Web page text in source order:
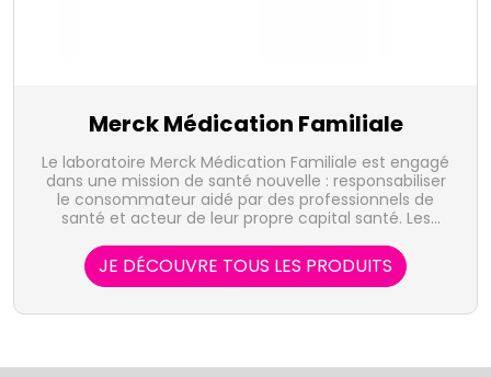
Merck Médication Familiale
Le laboratoire Merck Médication Familiale est engagé
dans une mission de santé nouvelle : responsabiliser
le consommateur aidé par des professionnels de
santé et acteur de leur propre capital santé. Les
de vitalité, la lutte contre le stress ou encore les
déséquilibres alimentaires. Pour y répondre,
probiotiques, vitamines, oligo-éléments ou plantes
sont utilisés pour développer de nouveaux produits.
JE DÉCOUVRE TOUS LES PRODUITS